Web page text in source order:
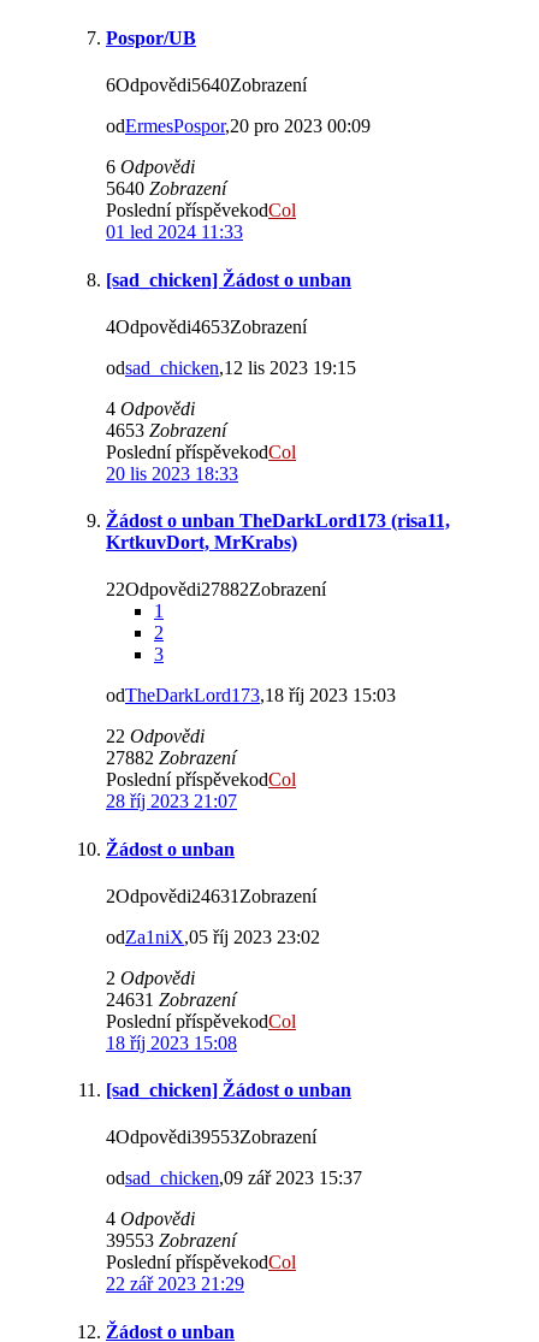
Pospor/UB
6Odpovědi5640Zobrazení
odErmesPospor,20 pro 2023 00:09
6 Odpovědi
5640 Zobrazení
Poslední příspěvekodCol
01 led 2024 11:33
[sad_chicken] Žádost o unban
4Odpovědi4653Zobrazení
odsad_chicken,12 lis 2023 19:15
4 Odpovědi
4653 Zobrazení
Poslední příspěvekodCol
20 lis 2023 18:33
Žádost o unban TheDarkLord173 (risa11,
KrtkuvDort, MrKrabs)
22Odpovědi27882Zobrazení
1
2
3
odTheDarkLord173,18 říj 2023 15:03
22 Odpovědi
27882 Zobrazení
Poslední příspěvekodCol
28 říj 2023 21:07
Žádost o unban
2Odpovědi24631Zobrazení
odZa1niX,05 říj 2023 23:02
2 Odpovědi
24631 Zobrazení
Poslední příspěvekodCol
18 říj 2023 15:08
[sad_chicken] Žádost o unban
4Odpovědi39553Zobrazení
odsad_chicken,09 zář 2023 15:37
4 Odpovědi
39553 Zobrazení
Poslední příspěvekodCol
22 zář 2023 21:29
Žádost o unban